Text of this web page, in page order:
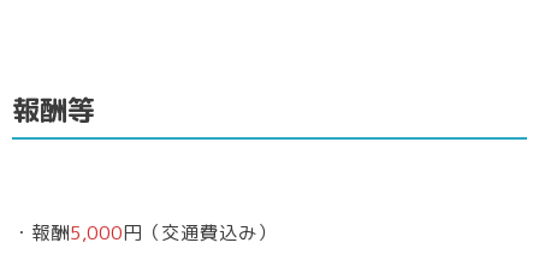
報酬等
・報酬5,000円（交通費込み）